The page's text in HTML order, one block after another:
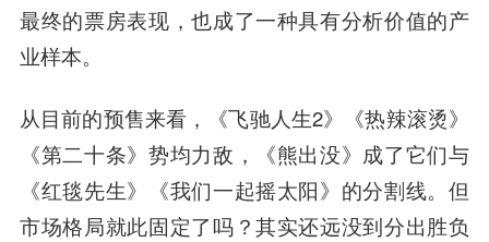
最终的票房表现，也成了一种具有分析价值的产
业样本。
从目前的预售来看，《飞驰人生2》《热辣滚烫》
《第二十条》势均力敌，《熊出没》成了它们与
《红毯先生》《我们一起摇太阳》的分割线。但
市场格局就此固定了吗？其实还远没到分出胜负